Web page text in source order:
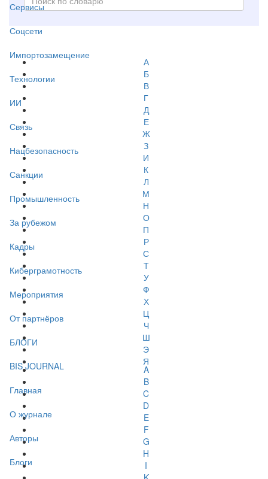
Сервисы
Соцсети
Импортозамещение
Технологии
ИИ
Связь
Нацбезопасность
Санкции
Промышленность
За рубежом
Кадры
Киберграмотность
Мероприятия
От партнёров
БЛОГИ
BIS JOURNAL
Главная
О журнале
Авторы
Блоги
А
Б
В
Г
Д
Е
Ж
З
И
К
Л
М
Н
О
П
Р
С
Т
У
Ф
Х
Ц
Ч
Ш
Э
Я
A
B
C
D
E
F
G
H
I